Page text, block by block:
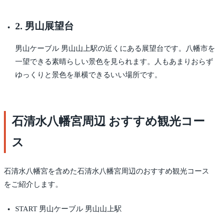
2. 男山展望台
男山ケーブル 男山山上駅の近くにある展望台です。八幡市を
一望できる素晴らしい景色を見られます。人もあまりおらず
ゆっくりと景色を単横できるいい場所です。
石清水八幡宮周辺 おすすめ観光コー
ス
石清水八幡宮を含めた石清水八幡宮周辺のおすすめ観光コース
をご紹介します。
START 男山ケーブル 男山山上駅